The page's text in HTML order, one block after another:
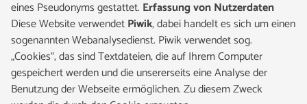
eines Pseudonyms gestattet. Erfassung von Nutzerdaten
Diese Website verwendetPiwik, dabei handelt es sich um einen
sogenannten Webanalysedienst. Piwik verwendet sog.
„Cookies“, das sind Textdateien, die auf Ihrem Computer
gespeichert werden und die unsererseits eine Analyse der
Benutzung der Webseite ermöglichen. Zu diesem Zweck